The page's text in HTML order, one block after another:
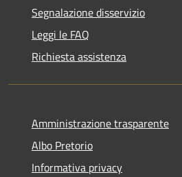
Segnalazione disservizio
Leggi le FAQ
Richiesta assistenza
Amministrazione trasparente
Albo Pretorio
Informativa privacy